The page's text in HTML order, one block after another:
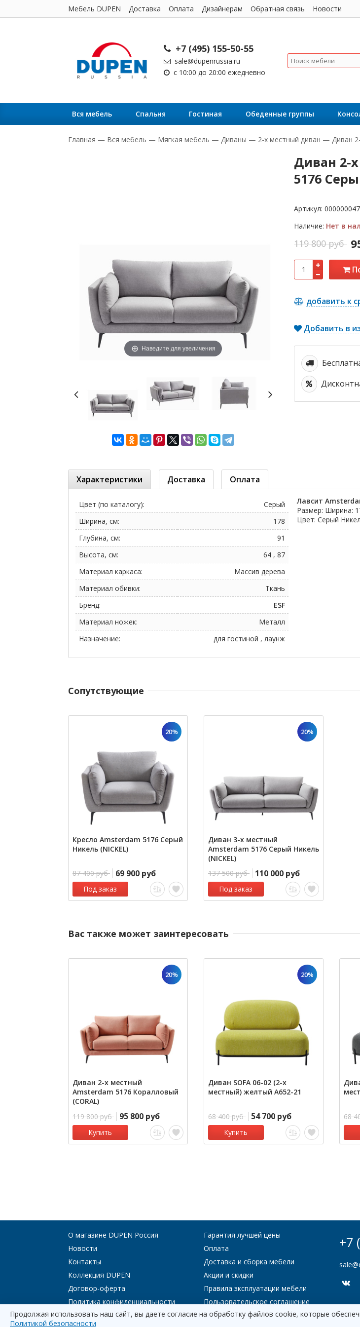
Мебель DUPEN Доставка Оплата Дизайнерам Обратная связь Новости
+7 (495) 155-50-55
sale@dupenrussia.ru
с 10:00 до 20:00 ежедневно
Вся мебель Cпальня Гостиная Обеденные группы
Главная — Вся мебель — Мягкая мебель — Диваны — 2-х местный диван — Диван
Наведите для увеличения
Диван 2-
5176
Артикул:
Наличие: Нет в
119 800 руб
добавить к
Добавить в
Характеристики Доставка Оплата
Цвет (по каталогу):
Серый
Ширина, см:
178
Глубина, см:
91
Высота, см:
64 , 87
Материал каркаса:
Массив дерева
Материал обивки:
Ткань
Бренд:
ESF
Материал ножек:
Металл
Назначение:
для гостиной , лаунж
Лавсит
Размер: Ширина:
Цвет: Серый
Cопутствующие
20%
Кресло Amsterdam 5176 Серый
Никель (NICKEL)
87 400 руб 69 900 руб
Под заказ
20%
Диван 3-х местный
Amsterdam 5176 Серый Никель
(NICKEL)
137 500 руб
110 000 руб
Под заказ
Вас также может заинтересовать
20%
Диван 2-х местный
Amsterdam 5176 Коралловый
(CORAL)
119 800 руб
95 800 руб
Купить
20%
Диван SOFA 06-02 (2-х
местный) желтый A652-21
68 400 руб 54 700 руб
Купить
68
О магазине DUPEN Россия
Новости
Контакты
Коллекция DUPEN
Договор-оферта
Политика конфиденциальности
Гарантия лучшей цены
Оплата
Доставка и сборка мебели
Акции и скидки
Правила эксплуатации мебели
Пользовательское соглашение
+7
Продолжая использовать наш сайт, вы даете согласие на обработку файлов cookie, которые
Политикой безопасности